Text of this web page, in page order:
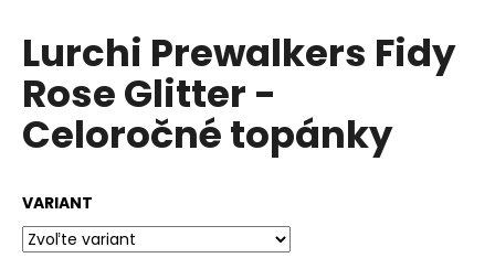
Lurchi Prewalkers Fidy
Rose Glitter -
Celoročné topánky
VARIANT
j
s
ť
?